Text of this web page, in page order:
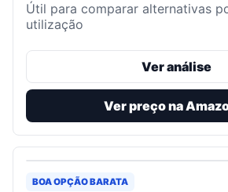
Útil para comparar alternativas
utilização
Ver análise
Ver preço na
BOA OPÇÃO BARATA